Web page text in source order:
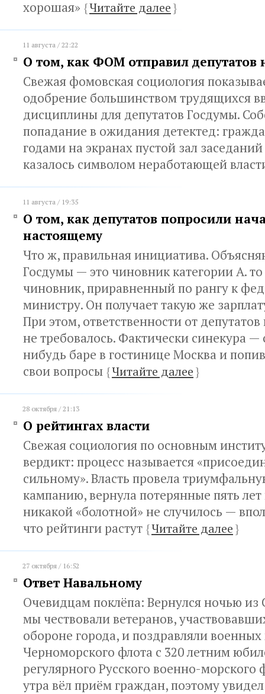
хорошая» {Читайте далее}
11 августа / 22:22
О том, как ФОМ отправил депутатов
Свежая фомовская cоциология
одобрение большинством трудящихся
дисциплины для депутатов Госдумы.
попадание в ожидания детектед:
годами на экранах пустой зал
казалось символом неработающей
11 августа / 19:35
О том, как депутатов попросили
настоящему
Что ж, правильная инициатива.
Госдумы — это чиновник категории А.
чиновник, приравненный по рангу к
министру. Он получает такую же
При этом, ответственности от
не требовалось. Фактически синекура
нибудь баре в гостинице Москва и
свои вопросы {Читайте далее}
28 октября / 21:13
О рейтингах власти
Свежая социология по основным
вердикт: процесс называется
сильному». Власть провела
кампанию, вернула потерянные пять
никакой «болотной» не случилось —
что рейтинги растут {Читайте далее}
27 октября / 16:52
Ответ Навальному
Очевидцам поклёпа: Вернулся ночью из
мы чествовали ветеранов,
обороне города, и поздравляли
Черноморского флота с 320 летним
регулярного Русского военно-морского
утра вёл приём граждан, поэтому